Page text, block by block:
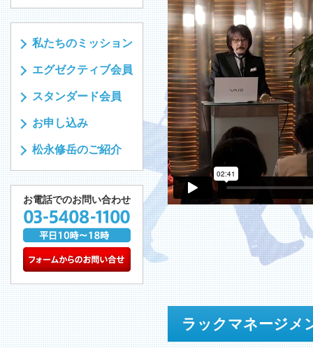
私たちのミッション
エグゼクティブ会員
スタンダード会員
お申し込み
松永修岳のご紹介
お電話でのお問い合わせ
ラックマネージメ